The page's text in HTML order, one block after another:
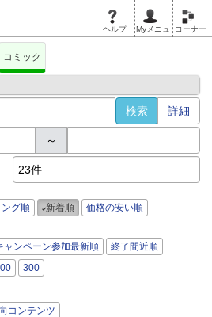
ヘルプ Myメニュ コーナー
コミック
詳細
～
23件
ング順 新着順
価格の安い順
ャンペーン参加最新順
終了間近順
300
コンテンツ